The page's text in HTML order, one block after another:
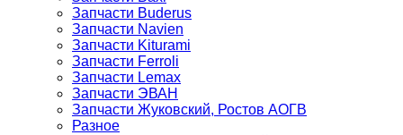
Запчасти Buderus
Запчасти Navien
Запчасти Kiturami
Запчасти Ferroli
Запчасти Lemax
Запчасти ЭВАН
Запчасти Жуковский, Ростов АОГВ
Разное